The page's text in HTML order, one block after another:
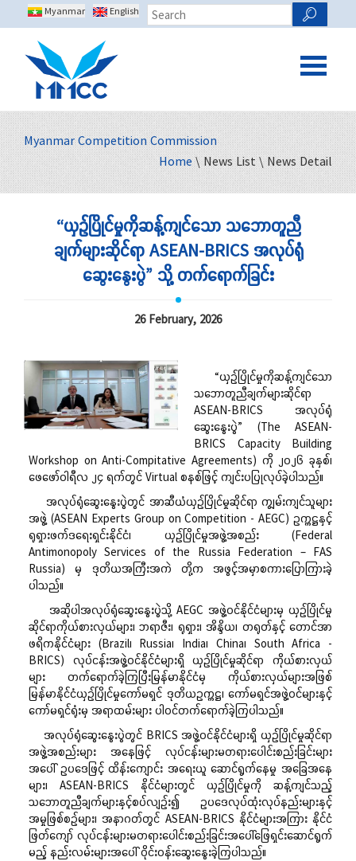
Myanmar English
Myanmar Competition Commission
Home \ News List \ News Detail
“ယှဉ်ပြိုင်မှုကိုဆန့်ကျင်သော သဘောတူညီ
ချက်များဆိုင်ရာ ASEAN-BRICS အလုပ်ရုံ
ဆွေးနွေးပွဲ” သို့ တက်ရောက်ခြင်း
26 February, 2026
“ယှဉ်ပြိုင်မှုကိုဆန့်ကျင်သော
သဘောတူညီချက်များဆိုင်ရာ
ASEAN-BRICS အလုပ်ရုံ
ဆွေးနွေးပွဲ” (The ASEAN-
BRICS Capacity Building
Workshop on Anti-Compitative Agreements) ကို ၂၀၂၆ ခုနှစ်၊
ဖေဖော်ဝါရီလ ၂၄ ရက်တွင် Virtual စနစ်ဖြင့် ကျင်းပပြုလုပ်ခဲ့ပါသည်။
အလုပ်ရုံဆွေးနွေးပွဲတွင် အာဆီယံယှဉ်ပြိုင်မှုဆိုင်ရာ ကျွမ်းကျင်သူများ
အဖွဲ့ (ASEAN Experts Group on Competition - AEGC) ဥက္ကဋ္ဌနှင့်
ရုရှားဖက်ဒရေးရှင်းနိုင်ငံ၊ ယှဉ်ပြိုင်မှုအဖွဲ့အစည်း (Federal
Antimonopoly Services of the Russia Federation – FAS
Russia) မှ ဒုတိယအကြီးအကဲ တို့က အဖွင့်အမှာစကားပြောကြားခဲ့
ပါသည်။
အဆိုပါအလုပ်ရုံဆွေးနွေးပွဲသို့ AEGC အဖွဲ့ဝင်နိုင်ငံများမှ ယှဉ်ပြိုင်မှု
ဆိုင်ရာကိုယ်စားလှယ်များ၊ ဘရာဇီး၊ ရုရှား၊ အိန္ဒိယ၊ တရုတ်နှင့် တောင်အာ
ဖရိကနိုင်ငံများ (Brazil၊ Russia၊ India၊ China၊ South Africa -
BRICS) လုပ်ငန်းအဖွဲ့ဝင်နိုင်ငံများရှိ ယှဉ်ပြိုင်မှုဆိုင်ရာ ကိုယ်စားလှယ်
များ တက်ရောက်ခဲ့ကြပြီးမြန်မာနိုင်ငံမှ ကိုယ်စားလှယ်များအဖြစ်
မြန်မာနိုင်ငံယှဉ်ပြိုင်မှုကော်မရှင် ဒုတိယဥက္ကဋ္ဌ၊ ကော်မရှင်အဖွဲ့ဝင်များနှင့်
ကော်မရှင်ရုံးမှ အရာထမ်းများ ပါဝင်တက်ရောက်ခဲ့ကြပါသည်။
အလုပ်ရုံဆွေးနွေးပွဲတွင် BRICS အဖွဲ့ဝင်နိုင်ငံများရှိ ယှဉ်ပြိုင်မှုဆိုင်ရာ
အဖွဲ့အစည်းများ အနေဖြင့် လုပ်ငန်းများမတရားပေါင်းစည်းခြင်းများ
အပေါ် ဥပဒေဖြင့် ထိန်းကျောင်း အရေးယူ ဆောင်ရွက်နေမှု အခြေအနေ
များ၊ ASEAN-BRICS နိုင်ငံများတွင် ယှဉ်ပြိုင်မှုကို ဆန့်ကျင်သည့်
သဘောတူညီချက်များနှင့်စပ်လျဉ်း၍ ဥပဒေလုပ်ထုံးလုပ်နည်းများနှင့်
အမှုဖြစ်စဉ်များ၊ အနာဂတ်တွင် ASEAN-BRICS နိုင်ငံများအကြား နိုင်ငံ
ဖြတ်ကျော် လုပ်ငန်းများမတရားပေါင်းစည်းခြင်းအပေါ်ဖြေရှင်းဆောင်ရွက်
မည့် နည်းလမ်းများအပေါ် ဝိုင်းဝန်းဆွေးနွေးခဲ့ကြပါသည်။